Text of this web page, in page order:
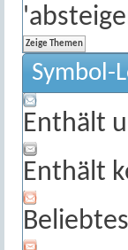
Symbol-
Enthält
Enthält